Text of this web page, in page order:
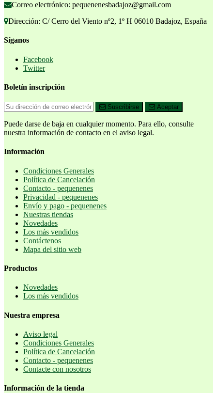
Correo electrónico: pequenenesbadajoz@gmail.com
Dirección: C/ Cerro del Viento nº2, 1º H 06010 Badajoz, España
Síganos
Facebook
Twitter
Boletín inscripción
Suscribirse Aceptar
Puede darse de baja en cualquier momento. Para ello, consulte
nuestra información de contacto en el aviso legal.
Información
Condiciones Generales
Política de Cancelación
Contacto - pequenenes
Privacidad - pequenenes
Envío y pago - pequenenes
Nuestras tiendas
Novedades
Los más vendidos
Contáctenos
Mapa del sitio web
Productos
Novedades
Los más vendidos
Nuestra empresa
Aviso legal
Condiciones Generales
Política de Cancelación
Contacto - pequenenes
Contacte con nosotros
Información de la tienda